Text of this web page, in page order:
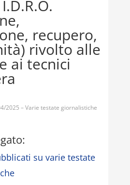
recupero,
rivolto alle
ai tecnici
2025 – Varie testate giornalistiche
su varie testate